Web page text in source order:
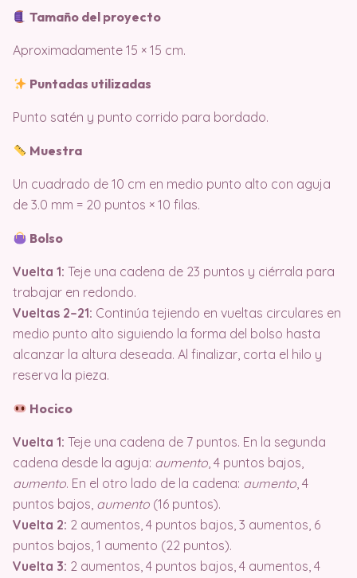
Tamaño del proyecto
Aproximadamente 15 × 15 cm.
Puntadas utilizadas
Punto satén y punto corrido para bordado.
Muestra
Un cuadrado de 10 cm en medio punto alto con aguja
de 3.0 mm = 20 puntos × 10 filas.
Bolso
Vuelta 1: Teje una cadena de 23 puntos y ciérrala para
trabajar en redondo.
Vueltas 2–21: Continúa tejiendo en vueltas circulares en
medio punto alto siguiendo la forma del bolso hasta
alcanzar la altura deseada. Al finalizar, corta el hilo y
reserva la pieza.
Hocico
Vuelta 1: Teje una cadena de 7 puntos. En la segunda
cadena desde la aguja: aumento, 4 puntos bajos,
aumento. En el otro lado de la cadena: aumento, 4
puntos bajos, aumento (16 puntos).
Vuelta 2: 2 aumentos, 4 puntos bajos, 3 aumentos, 6
puntos bajos, 1 aumento (22 puntos).
Vuelta 3: 2 aumentos, 4 puntos bajos, 4 aumentos, 4